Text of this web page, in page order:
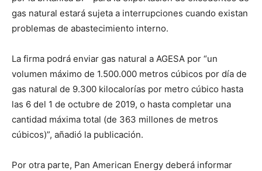
gas natural estará sujeta a interrupciones cuando existan
problemas de abastecimiento interno.
La firma podrá enviar gas natural a AGESA por “un
volumen máximo de 1.500.000 metros cúbicos por día de
gas natural de 9.300 kilocalorías por metro cúbico hasta
las 6 del 1 de octubre de 2019, o hasta completar una
cantidad máxima total (de 363 millones de metros
cúbicos)”, añadió la publicación.
Por otra parte, Pan American Energy deberá informar